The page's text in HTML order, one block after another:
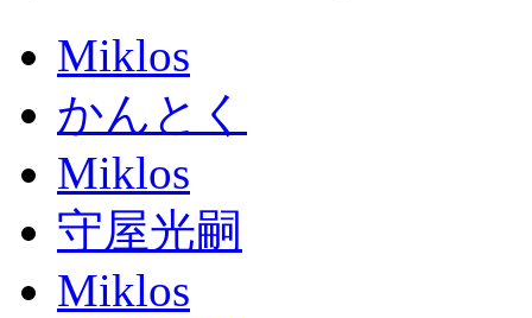
Miklos
かんとく
Miklos
守屋光嗣
Miklos